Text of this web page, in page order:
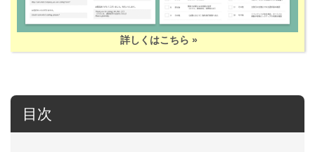
詳しくはこちら »
目次